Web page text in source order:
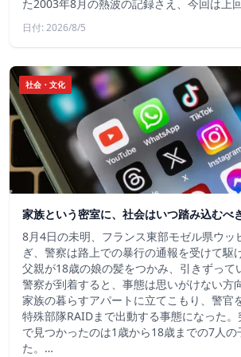
た2003年8月の熱波の記録さえ、今回は上
日付: 2026/8/5
社会・文化
家族という密室に、社会はいつ踏み込むべ
8月4日の未明、フランス東部モゼル県ウッ
ぎ、警察は路上での暴行の通報を受けて駆
父親が18歳の娘の髪をつかみ、引きずって
警察が到着すると、事態は思いがけない方
家族の暮らすアパートに立てこもり、警官
特殊部隊RAIDまで出動する事態になった
で見つかったのは1歳から18歳までの7人の
た。…